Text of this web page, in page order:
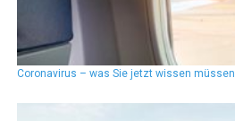
Coronavirus – was Sie jetzt wissen müssen